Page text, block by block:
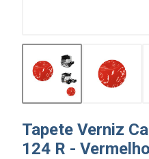
Tapete Verniz
124 R - Vermelho